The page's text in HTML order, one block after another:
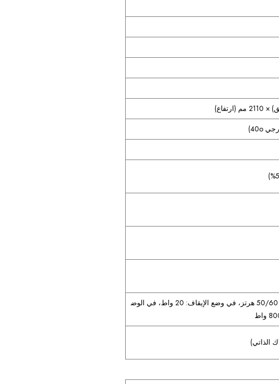
100-240 فولت تيار متردد، طور واحد، 50/60 هرتز، في وضع الإيقاف: 20 واط، في الوض